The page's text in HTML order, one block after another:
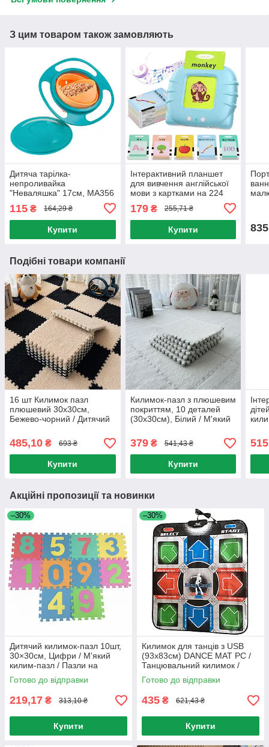
З цим товаром також замовляють
Дитяча тарілка-
непроливайка
"Неваляшка" 17см, MA356
чаша-гіроскоп
115 ₴ 164,29 ₴
Купити
Інтерактивний планшет
для вивчення англійської
мови з картками на 224
слова / Дитячі розвиваючі
картки
179₴ 255,71 ₴
Купити
Подібні товари компанії
16 шт Килимок пазл
плюшевий 30х30см,
Бежево-чорний / Дитячий
на підлогу
485,10 ₴ 693 ₴
Купити
Килимок-пазл з плюшевим
покриттям, 10 деталей
(30х30см), Білий / М'який
килимок-пазл
379₴ 541,43 ₴
Купити
515
Акційні пропозиції та новинки
–30%
Дитячий килимок-пазл 10шт,
30×30см, Цифри / М'який
килим-пазл / Пазли на
підлогу для дітей / Дитячий
м'який підлоговий пазл
Готово до відправки
219,17 ₴ 313,10 ₴
Купити
–30%
Килимок для танців з USB
(93х83см) DANCE MAT PC /
Танцювальний килимок /
Музичний килимок для ПК
Готово до відправки
435 ₴ 621,43 ₴
Купити